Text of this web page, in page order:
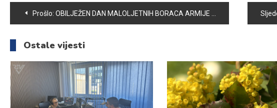
Navigacija
članaka
Prošlo: OBILJEŽEN DAN MALOLJETNIH BORACA ARMIJE RBIH VOGOŠĆA
Ostale vijesti